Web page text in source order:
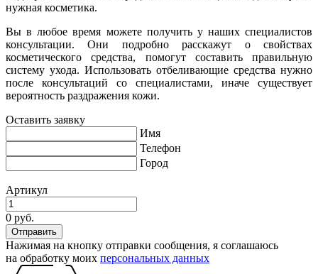
нужная косметика.
Вы в любое время можете получить у наших специалистов
консультации. Они подробно расскажут о свойствах
косметического средства, помогут составить правильную
систему ухода. Использовать отбеливающие средства нужно
после консультаций со специалистами, иначе существует
вероятность раздражения кожи.
Оставить заявку
Имя
Телефон
Город
Артикул
0 руб.
Нажимая на кнопку отправки сообщения, я соглашаюсь
на обработку моих персональных данных